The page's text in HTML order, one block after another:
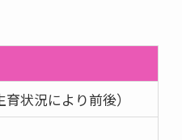
状況により前後）